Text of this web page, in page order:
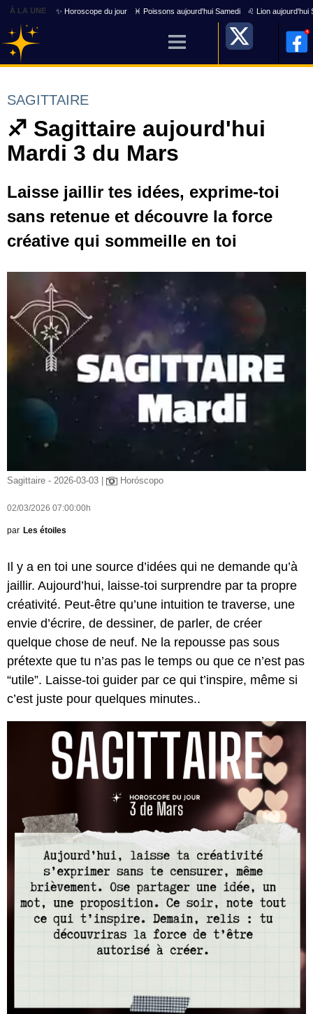
À LA UNE ✨ Horoscope du jour ♓ Poissons aujourd'hui Samedi ♌ Lion aujourd'hui
SAGITTAIRE
♐ Sagittaire aujourd'hui
Mardi 3 du Mars
Laisse jaillir tes idées, exprime-toi
sans retenue et découvre la force
créative qui sommeille en toi
Sagittaire - 2026-03-03 | Horóscopo
02/03/2026 07:00:00h
par Les étoiles
Il y a en toi une source d’idées qui ne demande qu’à
jaillir. Aujourd’hui, laisse-toi surprendre par ta propre
créativité. Peut-être qu’une intuition te traverse, une
envie d’écrire, de dessiner, de parler, de créer
quelque chose de neuf. Ne la repousse pas sous
prétexte que tu n’as pas le temps ou que ce n’est pas
“utile”. Laisse-toi guider par ce qui t’inspire, même si
c’est juste pour quelques minutes..